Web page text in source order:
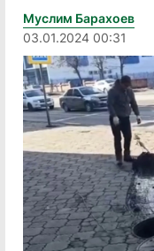
Муслим Барахоев
03.01.2024 00:31